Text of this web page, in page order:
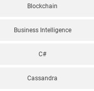
Blockchain
Business Intelligence
C#
Cassandra